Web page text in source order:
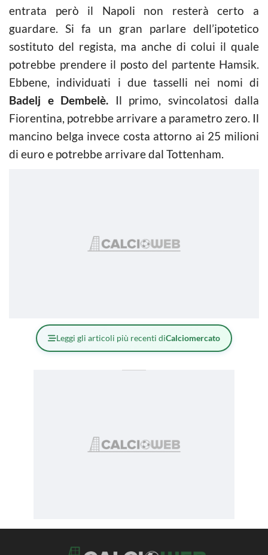
entrata però il Napoli non resterà certo a
guardare. Si fa un gran parlare dell’ipotetico
sostituto del regista, ma anche di colui il quale
potrebbe prendere il posto del partente Hamsik.
Ebbene, individuati i due tasselli nei nomi di
Badelj e Dembelè. Il primo, svincolatosi dalla
Fiorentina, potrebbe arrivare a parametro zero. Il
mancino belga invece costa attorno ai 25 milioni
di euro e potrebbe arrivare dal Tottenham.
Leggi gli articoli più recenti diCalciomercato